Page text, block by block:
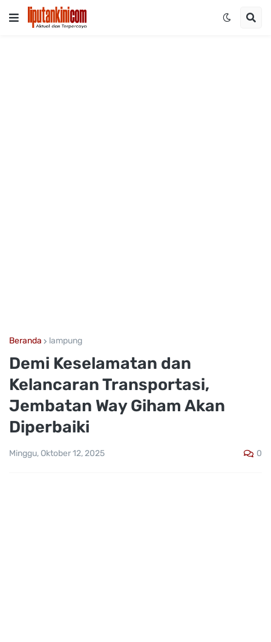
Beranda lampung
Demi Keselamatan dan
Kelancaran Transportasi,
Jembatan Way Giham Akan
Diperbaiki
Minggu, Oktober 12, 2025 0